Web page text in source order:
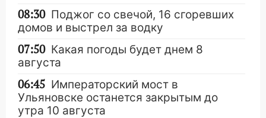
08:30 Поджог со свечой, 16 сгоревших
домов и выстрел за водку
07:50 Какая погоды будет днем 8
августа
06:45 Императорский мост в
Ульяновске останется закрытым до
утра 10 августа